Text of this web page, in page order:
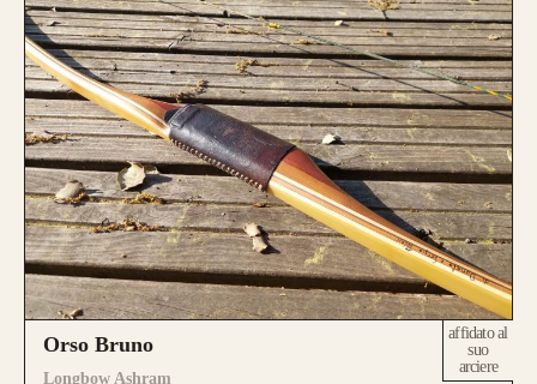
Orso Bruno
Longbow Ashram
affidato al
suo
arciere